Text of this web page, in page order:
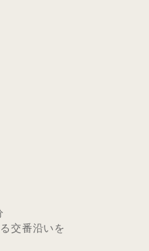
交番沿いを